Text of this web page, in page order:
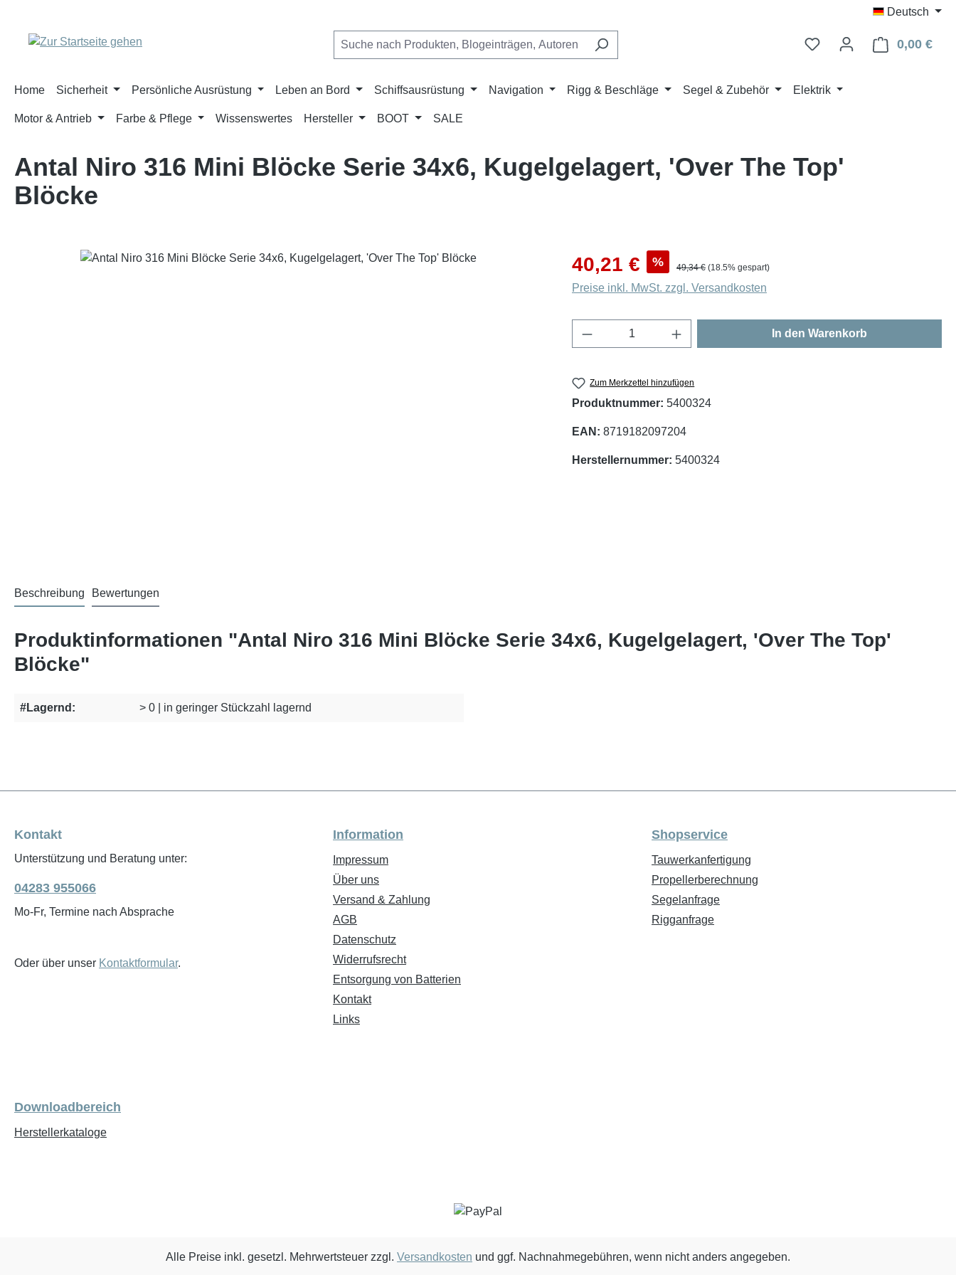
Deutsch
0,00 €
Home Sicherheit Persönliche Ausrüstung Leben an Bord Schiffsausrüstung Navigation Rigg & Beschläge Segel & Zubehör Elektrik
Motor & Antrieb Farbe & Pflege Wissenswertes Hersteller BOOT SALE
Antal Niro 316 Mini Blöcke Serie 34x6, Kugelgelagert, 'Over The Top'
Blöcke
Bildergalerie überspringen Verkaufspreis:
40,21 € % Regulärer Preis:
49,34 € (18.5% gespart)
Preise inkl. MwSt. zzgl. Versandkosten
Produkt Anzahl: Gib den gewünschten Wert ein
In den Warenkorb
Zum Merkzettel hinzufügen
Produktnummer: 5400324
EAN: 8719182097204
Herstellernummer: 5400324
Beschreibung Bewertungen
Produktinformationen "Antal Niro 316 Mini Blöcke Serie 34x6, Kugelgelagert, 'Over The Top'
Blöcke"
#Lagernd: > 0 | in geringer Stückzahl lagernd
Kontakt
Unterstützung und Beratung unter:
04283 955066
Mo-Fr, Termine nach Absprache
Oder über unser Kontaktformular.
Information
Impressum
Über uns
Versand & Zahlung
AGB
Datenschutz
Widerrufsrecht
Entsorgung von Batterien
Kontakt
Links
Shopservice
Tauwerkanfertigung
Propellerberechnung
Segelanfrage
Rigganfrage
Downloadbereich
Herstellerkataloge
Alle Preise inkl. gesetzl. Mehrwertsteuer zzgl. Versandkosten und ggf. Nachnahmegebühren, wenn nicht anders angegeben.